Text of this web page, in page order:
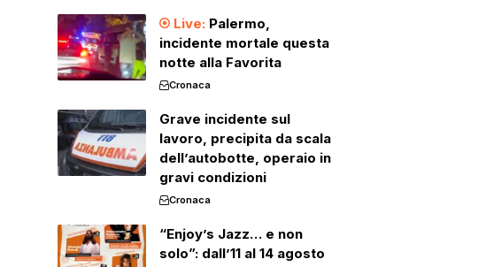
Palermo,
incidente mortale questa
notte alla Favorita
Cronaca
Grave incidente sul
lavoro, precipita da scala
dell’autobotte, operaio in
gravi condizioni
Cronaca
“Enjoy’s Jazz… e non
solo”: dall’11 al 14 agosto